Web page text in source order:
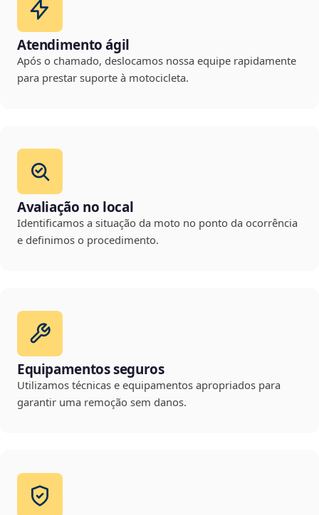
Atendimento ágil
Após o chamado, deslocamos nossa equipe rapidamente
para prestar suporte à motocicleta.
Avaliação no local
Identificamos a situação da moto no ponto da ocorrência
e definimos o procedimento.
Equipamentos seguros
Utilizamos técnicas e equipamentos apropriados para
garantir uma remoção sem danos.